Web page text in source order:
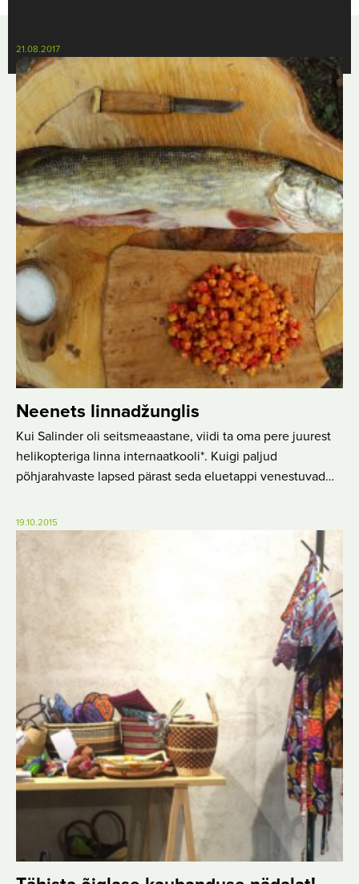
21.08.2017
Neenets linnadžunglis
Kui Salinder oli seitsmeaastane, viidi ta oma pere juurest
helikopteriga linna internaatkooli*. Kuigi paljud
põhjarahvaste lapsed pärast seda eluetappi venestuvad…
19.10.2015